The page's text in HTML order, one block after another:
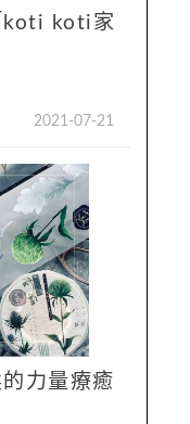
koti koti家
2021-07-21
力量療癒